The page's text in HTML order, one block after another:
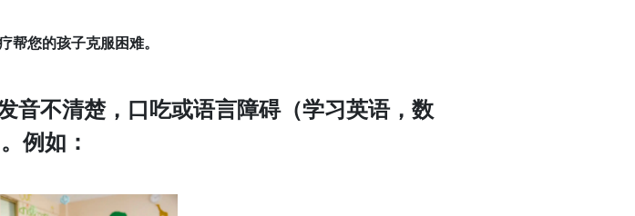
帮您的孩子克服困难。
音不清楚，口吃或语言障碍（学习英语，数
例如：